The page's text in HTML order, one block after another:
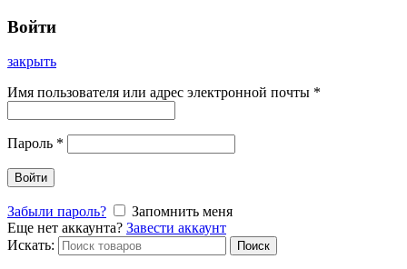
Войти
закрыть
Имя пользователя или адрес электронной почты *
Пароль *
Войти
Забыли пароль?
Запомнить меня
Еще нет аккаунта? Завести аккаунт
Искать:
Поиск